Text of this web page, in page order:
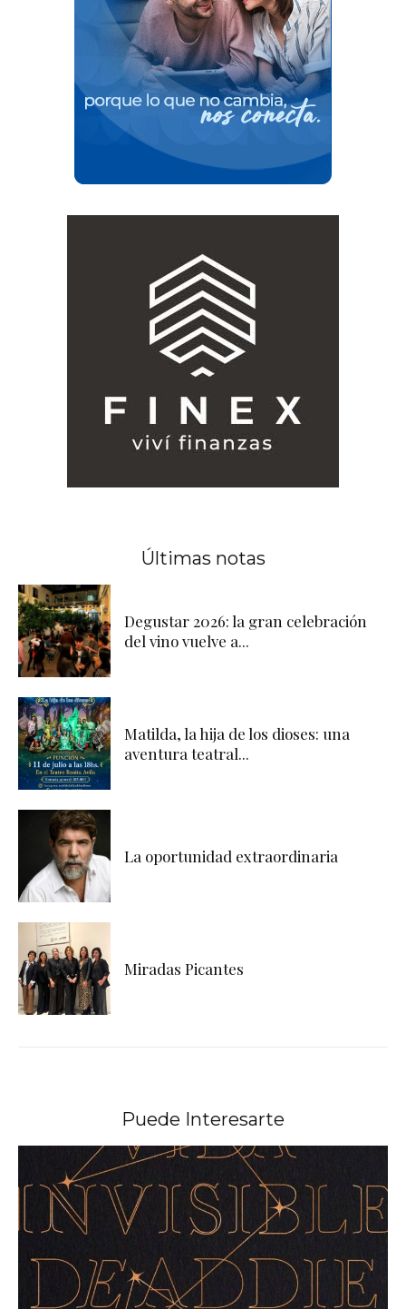
Últimas notas
Degustar 2026: la gran celebración
del vino vuelve a...
Matilda, la hija de los dioses: una
aventura teatral...
La oportunidad extraordinaria
Miradas Picantes
Puede Interesarte